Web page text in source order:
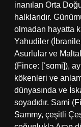
inanılan Orta
halklarıdır.
olmadan hayatta
Yahudiler
Asurlular ve
(Fince: [ˈsɑmi]),
kökenleri ve
dünyasında ve
soyadıdır. Sami
Sammy, çeşitli